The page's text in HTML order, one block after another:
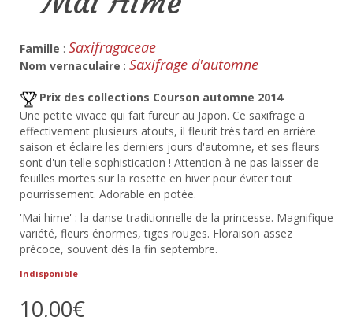
Famille : Saxifragaceae
Nom vernaculaire : Saxifrage d'automne
Prix des collections Courson automne 2014
Une petite vivace qui fait fureur au Japon. Ce saxifrage a
effectivement plusieurs atouts, il fleurit très tard en arrière
saison et éclaire les derniers jours d'automne, et ses fleurs
sont d'un telle sophistication ! Attention à ne pas laisser de
feuilles mortes sur la rosette en hiver pour éviter tout
pourrissement. Adorable en potée.
'Mai hime' : la danse traditionnelle de la princesse. Magnifique
variété, fleurs énormes, tiges rouges. Floraison assez
précoce, souvent dès la fin septembre.
Indisponible
10,00€